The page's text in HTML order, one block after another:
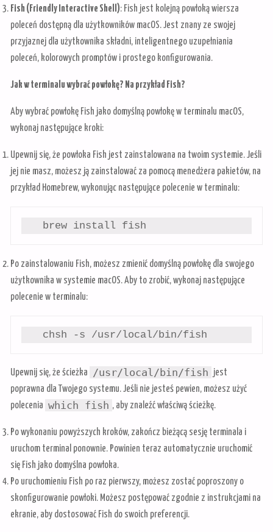
Fish (Friendly Interactive Shell): Fish jest kolejną powłoką wiersza
poleceń dostępną dla użytkowników macOS. Jest znany ze swojej
przyjaznej dla użytkownika składni, inteligentnego uzupełniania
poleceń, kolorowych promptów i prostego konfigurowania.
Jak w terminalu wybrać powłokę? Na przykład Fish?
Aby wybrać powłokę Fish jako domyślną powłokę w terminalu macOS,
wykonaj następujące kroki:
Upewnij się, że powłoka Fish jest zainstalowana na twoim systemie. Jeśli
jej nie masz, możesz ją zainstalować za pomocą menedżera pakietów, na
przykład Homebrew, wykonując następujące polecenie w terminalu:
   brew install fish
Po zainstalowaniu Fish, możesz zmienić domyślną powłokę dla swojego
użytkownika w systemie macOS. Aby to zrobić, wykonaj następujące
polecenie w terminalu:
   chsh -s /usr/local/bin/fish
Upewnij się, że ścieżka /usr/local/bin/fish
jest
poprawna dla Twojego systemu. Jeśli nie jesteś pewien, możesz użyć
polecenia which fish , aby znaleźć właściwą ścieżkę.
Po wykonaniu powyższych kroków, zakończ bieżącą sesję terminala i
uruchom terminal ponownie. Powinien teraz automatycznie uruchomić
się Fish jako domyślna powłoka.
Po uruchomieniu Fish po raz pierwszy, możesz zostać poproszony o
skonfigurowanie powłoki. Możesz postępować zgodnie z instrukcjami na
ekranie, aby dostosować Fish do swoich preferencji.